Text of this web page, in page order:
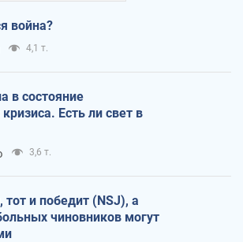
война?
4,1 т.
в состояние
Есть ли свет в
3,6 т.
и победит (NSJ), а
чиновников могут